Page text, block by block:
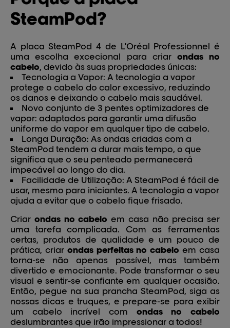
SteamPod?
A placa SteamPod 4 de L'Oréal Professionnel é
uma escolha excecional para criar ondas no
cabelo, devido às suas propriedades únicas:
Tecnologia a Vapor: A tecnologia a vapor
protege o cabelo do calor excessivo, reduzindo
os danos e deixando o cabelo mais saudável.
Novo conjunto de 3 pentes optimizadores de
vapor: adaptados para garantir uma difusão
uniforme do vapor em qualquer tipo de cabelo.
Longa Duração: As ondas criadas com a
SteamPod tendem a durar mais tempo, o que
significa que o seu penteado permanecerá
impecável ao longo do dia.
Facilidade de Utilização: A SteamPod é fácil de
usar, mesmo para iniciantes. A tecnologia a vapor
ajuda a evitar que o cabelo fique frisado.
Criar ondas no cabelo em casa não precisa ser
uma tarefa complicada. Com as ferramentas
certas, produtos de qualidade e um pouco de
prática, criar ondas perfeitas no cabelo em casa
torna-se não apenas possível, mas também
divertido e emocionante. Pode transformar o seu
visual e sentir-se confiante em qualquer ocasião.
Então, pegue na sua prancha SteamPod, siga as
nossas dicas e truques, e prepare-se para exibir
um cabelo incrível com ondas no cabelo
deslumbrantes que irão impressionar a todos!